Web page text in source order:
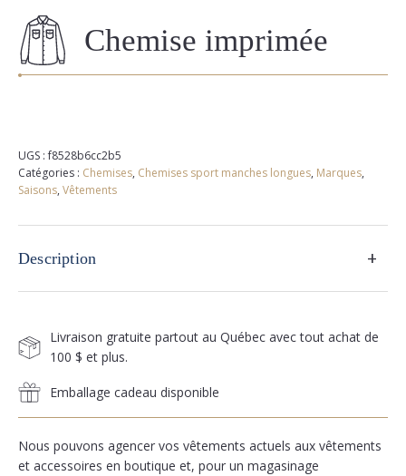
Chemise imprimée
UGS :f8528b6cc2b5
Catégories : Chemises, Chemises sport manches longues, Marques,
Saisons, Vêtements
Description +
Livraison gratuite partout au Québec avec tout achat de
100 $ et plus.
Emballage cadeau disponible
Nous pouvons agencer vos vêtements actuels aux vêtements
et accessoires en boutique et, pour un magasinage